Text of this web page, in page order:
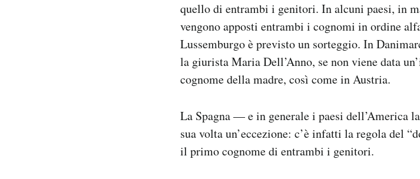
quello di entrambi i genitori. In alcuni paesi, in
vengono apposti entrambi i cognomi in ordine
Lussemburgo è previsto un sorteggio. In
la giurista Maria Dell’Anno, se non viene data
cognome della madre, così come in Austria.
La Spagna — e in generale i paesi dell’America
sua volta un’eccezione: c’è infatti la regola del
il primo cognome di entrambi i genitori.